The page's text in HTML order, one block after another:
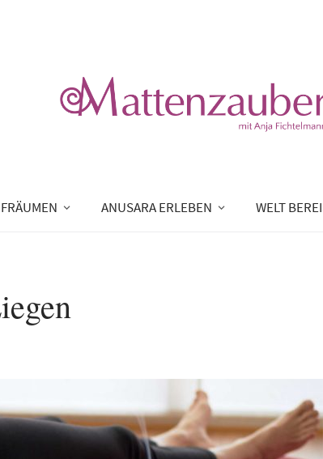
ANUSARA ERLEBEN WELT